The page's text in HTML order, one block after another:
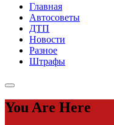
Главная
Автосоветы
ДТП
Новости
Разное
Штрафы
You Are Here